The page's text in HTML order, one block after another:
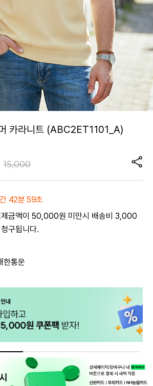
카라니트 (ABC2ET1101_A)
15,000
42분 59초
제금액이 50,000원 미만시 배송비 3,000
구됩니다.
한통운